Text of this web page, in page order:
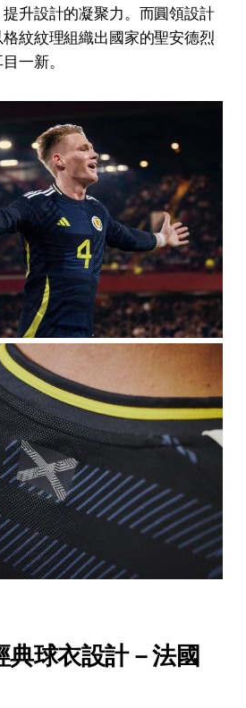
升設計的凝聚力。而圓領設計
紋紋理組織出國家的聖安德烈
一新。
典球衣設計－法國